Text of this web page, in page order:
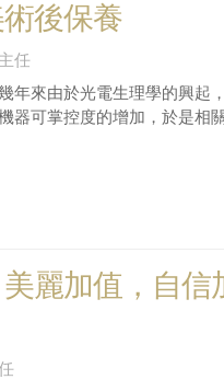
後保養
任
年來由於光電生理學的興起
器可掌控度的增加，於是相
麗加值，自信